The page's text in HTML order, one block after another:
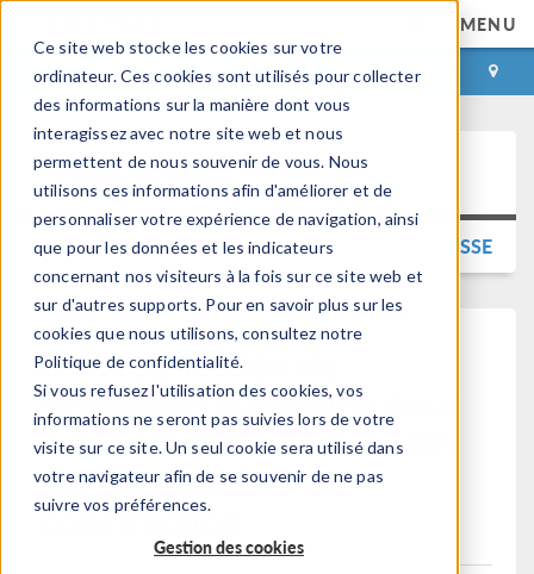
Ce site web stocke les cookies sur votre
ordinateur. Ces cookies sont utilisés pour collecter
des informations sur la manière dont vous
interagissez avec notre site web et nous
permettent de nous souvenir de vous. Nous
utilisons ces informations afin d'améliorer et de
personnaliser votre expérience de navigation, ainsi
que pour les données et les indicateurs
concernant nos visiteurs à la fois sur ce site web et
sur d'autres supports. Pour en savoir plus sur les
cookies que nous utilisons, consultez notre
Politique de confidentialité.
Si vous refusez l'utilisation des cookies, vos
informations ne seront pas suivies lors de votre
visite sur ce site. Un seul cookie sera utilisé dans
votre navigateur afin de se souvenir de ne pas
suivre vos préférences.
Gestion des cookies
MENU
CONNEXION CONTACT
Press Release
RETOUR AUX COMMUNIQUÉS DE PRESSE
Une application de
simulation autonome pour
aider à la prise de décision
sur les chantiers de
construction